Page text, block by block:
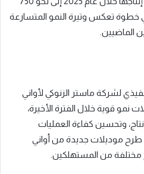
تعكس وتيرة النمو المتسارعة
الماضيين.
لشركة ماستر الزنوكي لأواني
قوية خلال الفترة الأخيرة،
وتحسين كفاءة العمليات
طرح موديلات جديدة من أواني
مختلفة من المستهلكين.